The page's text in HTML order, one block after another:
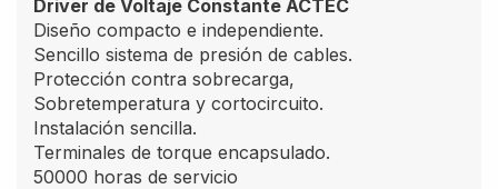
Driver de Voltaje Constante ACTEC
Diseño compacto e independiente.
Sencillo sistema de presión de cables.
Protección contra sobrecarga,
Sobretemperatura y cortocircuito.
Instalación sencilla.
Terminales de torque encapsulado.
50000 horas de servicio